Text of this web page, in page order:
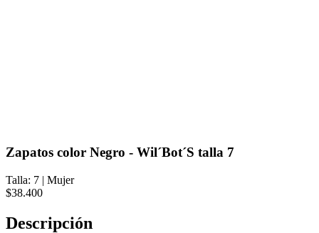
Zapatos color Negro - Wil´Bot´S talla 7
Talla: 7 | Mujer
$38.400
Descripción